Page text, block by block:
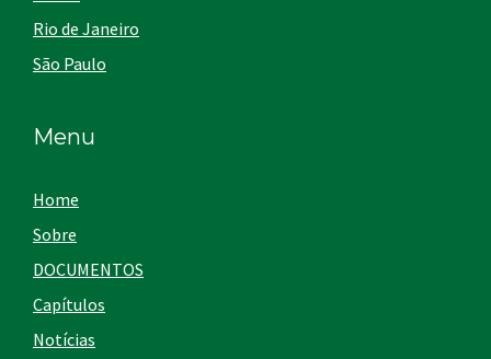
Rio de Janeiro
São Paulo
Menu
Home
Sobre
DOCUMENTOS
Capítulos
Notícias